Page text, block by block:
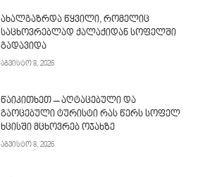
ახალგაზრდა წყვილი, რომელიც
საცხოვრებლად ქალაქიდან სოფელში
გადავიდა
აგვისტო 8, 2026
წაიკითხეთ – აღტაცებული და
გაოცებული ტურისტი რას წერს სოფელ
ხცისში მცხოვრებ ოჯახზე
აგვისტო 8, 2026